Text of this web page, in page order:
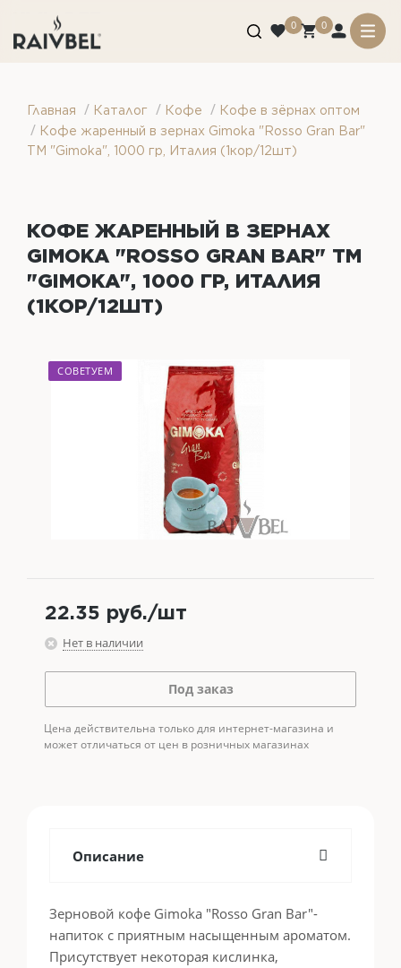
0 0
Главная / Каталог / Кофе / Кофе в зёрнах оптом
/ Кофе жаренный в зернах Gimoka "Rosso Gran Bar"
ТМ "Gimoka", 1000 гр, Италия (1кор/12шт)
КОФЕ ЖАРЕННЫЙ В ЗЕРНАХ
GIMOKA "ROSSO GRAN BAR" ТМ
"GIMOKA", 1000 ГР, ИТАЛИЯ
(1КОР/12ШТ)
СОВЕТУЕМ
22.35 руб./шт
Нет в наличии
Под заказ
Цена действительна только для интернет-магазина и
может отличаться от цен в розничных магазинах
Описание
Зерновой кофе Gimoka "Rosso Gran Bar"-
напиток с приятным насыщенным ароматом.
Присутствует некоторая кислинка,